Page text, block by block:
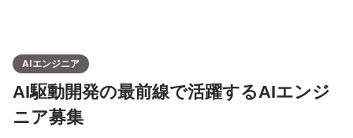
AIエンジニア
AI駆動開発の最前線で活躍するAIエンジ
ニア募集